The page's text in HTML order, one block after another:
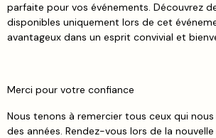
parfaite pour vos événements. Découvrez
disponibles uniquement lors de cet
avantageux dans un esprit convivial et
Merci pour votre confiance
Nous tenons à remercier tous ceux qui
des années. Rendez-vous lors de la